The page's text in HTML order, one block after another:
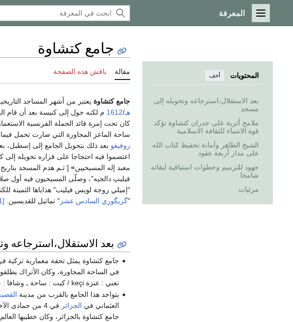
القائمة الرئيسية
المعرفة
المحتويات أخف
بعد الاستقلال،استرجاعه وتحويله إلى
مسجد
ملامح أثرية على جدران كتشاوة تؤكد
قوة الانتماء للثقافة الاسلامية
الشيخ الطاهر وأمانة تحفيظ كتاب الله
على مدار أربعة عقود
جهود للترميم وخطوات استباقية لبقائه
شامخا
مرئيات
جامع كتشاوة
مقالة ناقش هذه الصفحة
جامع كتشاوة يعتبر من أشهر المساجد
هـ/
1612 م لكنه حول إلى كنيسة بعد أن قام
كان تحت إمرة قائد الحملة الفرنسية
ساحة الماعز المجاورة التي صارت تحمل
روفيغو بعد ذلك بتحويل الجامع إلى إسطبل،
اعتصموا فيه احتجاجا على قراره تحويله إلى
معبد إله المسيحيين»
"إميلي زوجة لويس فيليب" هداياها الثمينة
"گريگوري السادس عشر " تماثيل للقديسين.
بعد الاستقلال،استرجاعه
جامع كتشاوة يمثل تحفة معمارية تركية
في الساحة المجاورة، وكان الأتراك
تعني : عنزة keçi / كيت : ساحة ـ وشافا : عنزة CHAVA = Chèvre
يتواجد هذا الجامع بالقرب من مدينة
العثماني في الجزائر
جامع كتشاوة بالجزائر، وكان خطيبها